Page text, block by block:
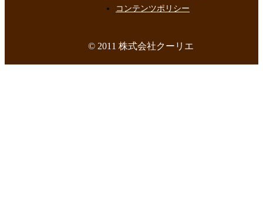
コンテンツポリシー
© 2011 株式会社クーリエ